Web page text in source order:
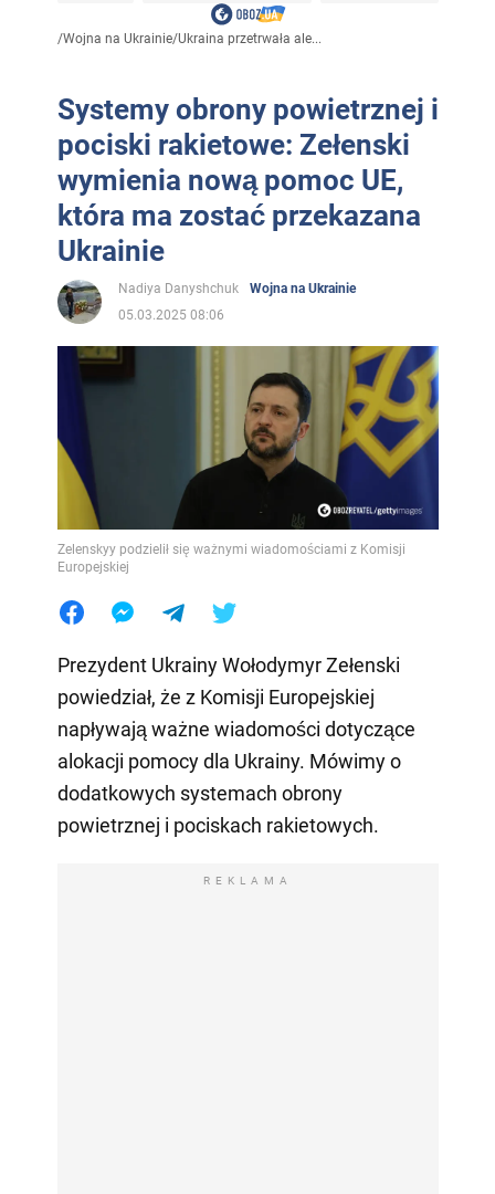
/Wojna na Ukrainie/Ukraina przetrwała ale...
Systemy obrony powietrznej i
pociski rakietowe: Zełenski
wymienia nową pomoc UE,
która ma zostać przekazana
Ukrainie
Nadiya Danyshchuk
Wojna na Ukrainie
05.03.2025 08:06
Zelenskyy podzielił się ważnymi wiadomościami z Komisji
Europejskiej
Prezydent Ukrainy Wołodymyr Zełenski
powiedział, że z Komisji Europejskiej
napływają ważne wiadomości dotyczące
alokacji pomocy dla Ukrainy. Mówimy o
dodatkowych systemach obrony
powietrznej i pociskach rakietowych.
REKLAMA